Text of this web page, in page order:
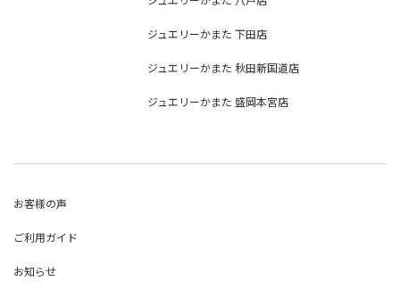
ジュエリーかまた 下田店
ジュエリーかまた 秋田新国道店
ジュエリーかまた 盛岡本宮店
お客様の声
ご利用ガイド
お知らせ